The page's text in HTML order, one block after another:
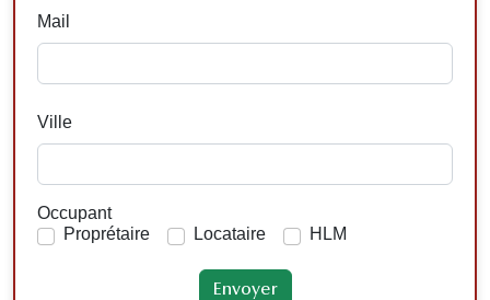
Mail
Ville
Occupant
Proprétaire
Locataire HLM